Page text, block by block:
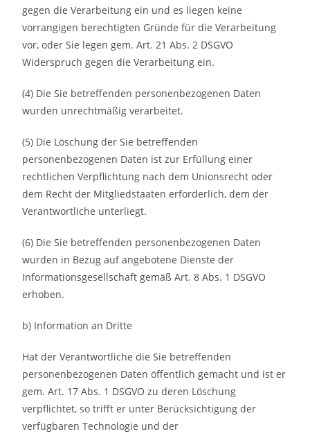
gegen die Verarbeitung ein und es liegen keine
vorrangigen berechtigten Gründe für die Verarbeitung
vor, oder Sie legen gem. Art. 21 Abs. 2 DSGVO
Widerspruch gegen die Verarbeitung ein.
(4) Die Sie betreffenden personenbezogenen Daten
wurden unrechtmäßig verarbeitet.
(5) Die Löschung der Sie betreffenden
personenbezogenen Daten ist zur Erfüllung einer
rechtlichen Verpflichtung nach dem Unionsrecht oder
dem Recht der Mitgliedstaaten erforderlich, dem der
Verantwortliche unterliegt.
(6) Die Sie betreffenden personenbezogenen Daten
wurden in Bezug auf angebotene Dienste der
Informationsgesellschaft gemäß Art. 8 Abs. 1 DSGVO
erhoben.
b) Information an Dritte
Hat der Verantwortliche die Sie betreffenden
personenbezogenen Daten öffentlich gemacht und ist er
gem. Art. 17 Abs. 1 DSGVO zu deren Löschung
verpflichtet, so trifft er unter Berücksichtigung der
verfügbaren Technologie und der